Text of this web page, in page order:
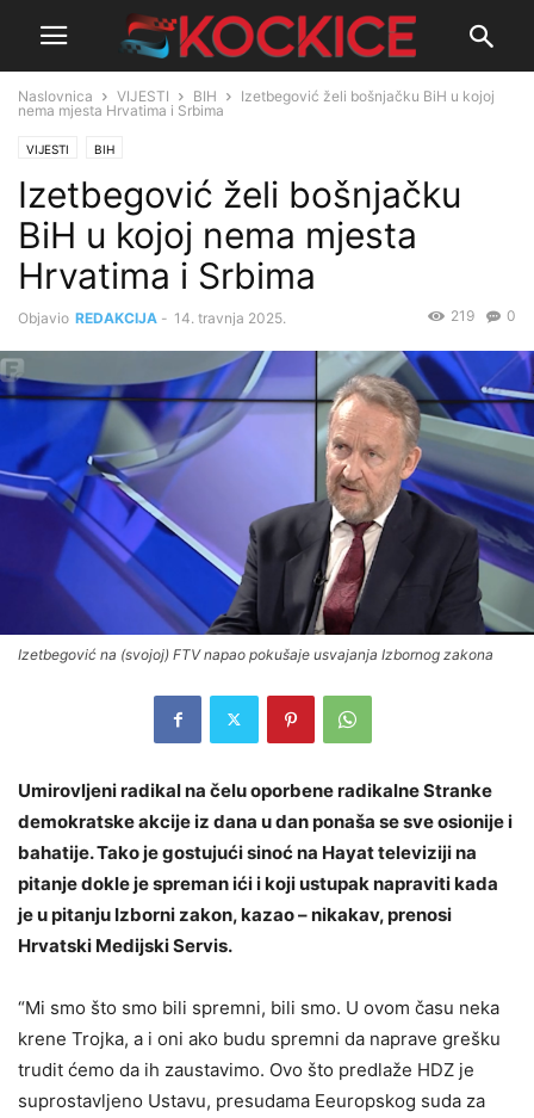
Naslovnica VIJESTI BIH
Izetbegović želi bošnjačku BiH u kojoj
nema mjesta Hrvatima i Srbima
VIJESTI BIH
Izetbegović želi bošnjačku
BiH u kojoj nema mjesta
Hrvatima i Srbima
Objavio REDAKCIJA - 14. travnja 2025. 0
219
Izetbegović na (svojoj) FTV napao pokušaje usvajanja Izbornog zakona
Umirovljeni radikal na čelu oporbene radikalne Stranke
demokratske akcije iz dana u dan ponaša se sve osionije i
bahatije. Tako je gostujući sinoć na Hayat televiziji na
pitanje dokle je spreman ići i koji ustupak napraviti kada
je u pitanju Izborni zakon, kazao – nikakav, prenosi
Hrvatski Medijski Servis.
“Mi smo što smo bili spremni, bili smo. U ovom času neka
krene Trojka, a i oni ako budu spremni da naprave grešku
trudit ćemo da ih zaustavimo. Ovo što predlaže HDZ je
suprostavljeno Ustavu, presudama Eeuropskog suda za